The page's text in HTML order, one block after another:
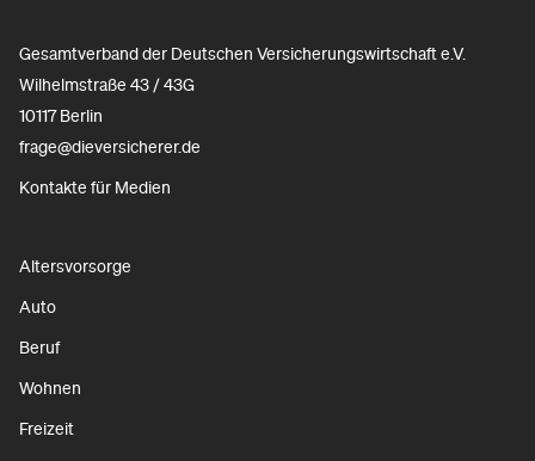
Gesamtverband der Deutschen Versicherungswirtschaft e.V.
Wilhelmstraße 43 / 43G
10117 Berlin
frage@dieversicherer.de
Kontakte für Medien
Altersvorsorge
Auto
Beruf
Wohnen
Freizeit